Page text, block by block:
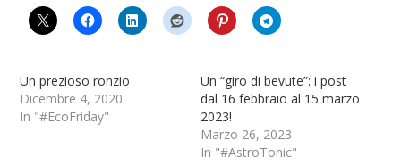
Un prezioso ronzio
Dicembre 4, 2020
In "#EcoFriday"
Un “giro di bevute”: i post
dal 16 febbraio al 15 marzo
2023!
Marzo 26, 2023
In "#AstroTonic"